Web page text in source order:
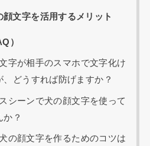
文字を活用するメリット
）
字が相手のスマホで文字化け
、どうすれば防げますか？
シーンで犬の顔文字を使って
か？
の顔文字を作るためのコツは